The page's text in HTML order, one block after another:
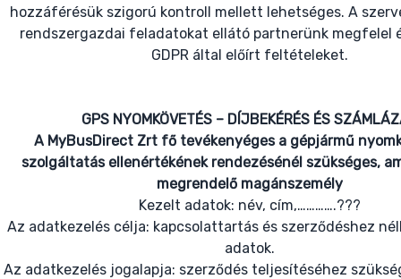
hozzáférésük szigorú kontroll mellett lehetséges. A
rendszergazdai feladatokat ellátó partnerünk megfelel
GDPR által előírt feltételeket.
GPS NYOMKÖVETÉS – DÍJBEKÉRÉS ÉS
A MyBusDirect Zrt fő tevékenyéges a gépjármű
szolgáltatás ellenértékének rendezésénél szükséges,
megrendelő magánszemély
Kezelt adatok: név, cím,………….???
Az adatkezelés célja: kapcsolattartás és szerződéshez
adatok.
Az adatkezelés jogalapja: szerződés teljesítéséhez